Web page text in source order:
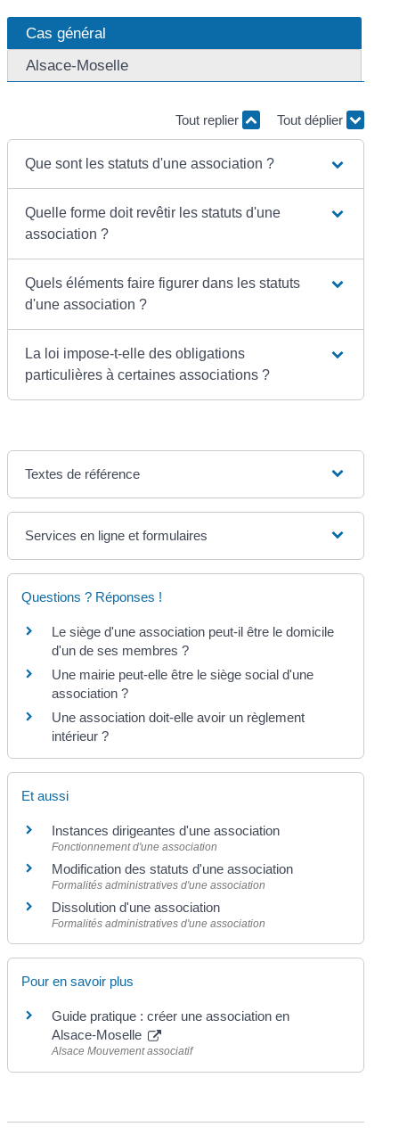
Cas général
Alsace-Moselle
Tout replier Tout déplier
Que sont les statuts d'une association ?
Quelle forme doit revêtir les statuts d'une
association ?
Quels éléments faire figurer dans les statuts
d'une association ?
La loi impose-t-elle des obligations
particulières à certaines associations ?
Textes de référence
Services en ligne et formulaires
Questions ? Réponses !
Le siège d'une association peut-il être le domicile
d'un de ses membres ?
Une mairie peut-elle être le siège social d'une
association ?
Une association doit-elle avoir un règlement
intérieur ?
Et aussi
Instances dirigeantes d'une association
Fonctionnement d'une association
Modification des statuts d'une association
Formalités administratives d'une association
Dissolution d'une association
Formalités administratives d'une association
Pour en savoir plus
Guide pratique : créer une association en
Alsace-Moselle
Alsace Mouvement associatif